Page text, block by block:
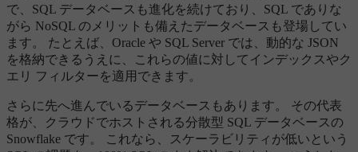
で、SQL データベースも進化を続けており、SQL でありな
がら NoSQL のメリットも備えたデータベースも登場してい
ます。 たとえば、Oracle や SQL Server では、動的な JSON
を格納できるうえに、これらの値に対してインデックスやク
エリ フィルターを適用できます。
さらに先へ進んでいるデータベースもあります。 その代表
格が、クラウドでホストされる分散型 SQL データベースの
Snowflake です。 これなら、スケーラビリティが低いという